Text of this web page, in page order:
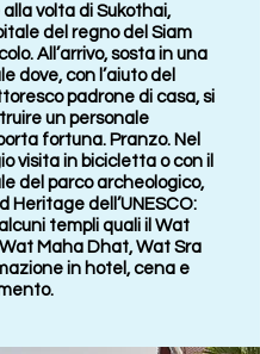
volta di Sukothai,
del regno del Siam
All’arrivo, sosta in una
dove, con l’aiuto del
padrone di casa, si
un personale
fortuna. Pranzo. Nel
visita in bicicletta o con il
del parco archeologico,
Heritage dell’UNESCO:
templi quali il Wat
Maha Dhat, Wat Sra
in hotel, cena e